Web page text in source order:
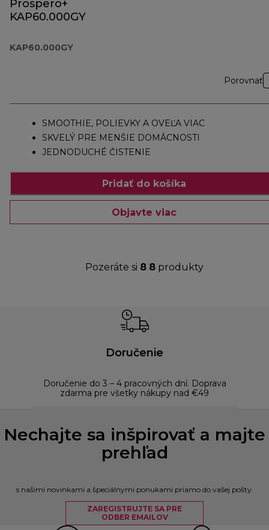
Prospero+
KAP60.000GY
KAP60.000GY
Porovnať
SMOOTHIE, POLIEVKY A OVEĽA VIAC
SKVELÝ PRE MENŠIE DOMÁCNOSTI
JEDNODUCHÉ ČISTENIE
Pridať do košíka
Objavte viac
Pozeráte si 8 8produkty
Doručenie
Doručenie do 3 – 4 pracovných dní. Doprava
zdarma pre všetky nákupy nad €49
Nechajte sa inšpirovať a majte
prehľad
s našimi novinkami a špeciálnymi ponukami priamo do vašej pošty.
ZAREGISTRUJTE SA PRE
ODBER EMAILOV